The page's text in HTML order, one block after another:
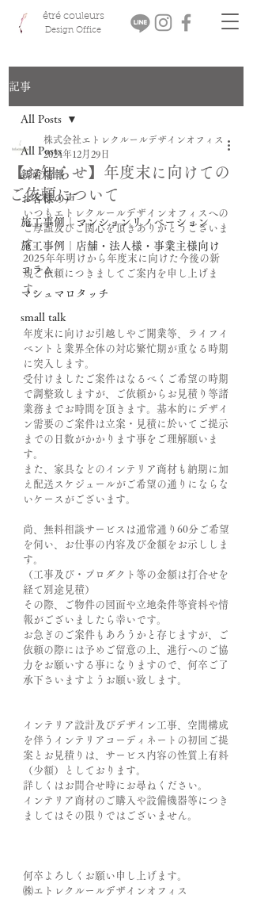
êtré couleurs
Design Office
記事
All Posts
新着情報
お客様の声
施工事例｜マンションリノベーション
施工事例｜店舗・法人様・事業主様向け
コラム
マシュマロタッチ
small talk
All Posts
【お知らせ】年度末に向けての
ご依頼について
株式会社エトレクルールデザインオフィス
2024年12月29日
いつもエトレクルールデザインオフィスへの
ご厚誼及びご関心を頂きありがとうございま
す。
2025年年明けから年度末に向けた今後の新
規ご依頼につきましてご案内を申し上げま
す。
年度末に向けお引越しやご開業等、ライフイ
ベントと業界全体の対応繁忙期が重なる時期
に突入します。
受付けましたご案件はなるべくご希望の時期
で調整致しますが、ご依頼からお見積り等諸
業務までお時間を頂きます。基本的にデザイ
ン需要のご案件は立案・見積に於いてご提示
までの日数がかかります事をご理解願いま
す。
また、家具などのインテリア商材も納期に加
え配送スケジュールがご希望の通りにならな
いケースがございます。
尚、無料相談サービスは通常通り60分ご希望
を伺い、お仕事の内容及び金額をお示ししま
す。
（工事及び・プロダクト等の金額は打合せを
経て別途見積）
その際、ご物件の図面や立地条件等資料や情
報がございましたら幸いです。
お急ぎのご案件もあろうかと存じますが、ご
依頼の際には予めご留意の上、進行へのご協
力をお願いする事になりますので、何卒ご了
承下さいますようお願い致します。
インテリア設計及びデザイン工事、空間構成
を伴うインテリアコーディネートの初回ご提
案とお見積りは、サービス内容の性質上有料
（少額）としております。
詳しくはお問合せ時にお尋ねください。
インテリア商材のご購入や設備機器等につき
ましてはその限りではございません。
何卒よろしくお願い申し上げます。
㈱エトレクルールデザインオフィス